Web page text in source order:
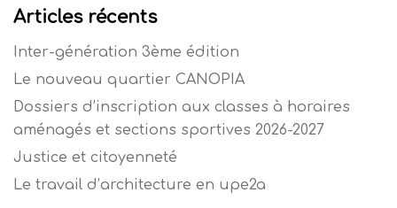
Articles récents
Inter-génération 3ème édition
Le nouveau quartier CANOPIA
Dossiers d’inscription aux classes à horaires
aménagés et sections sportives 2026-2027
Justice et citoyenneté
Le travail d’architecture en upe2a